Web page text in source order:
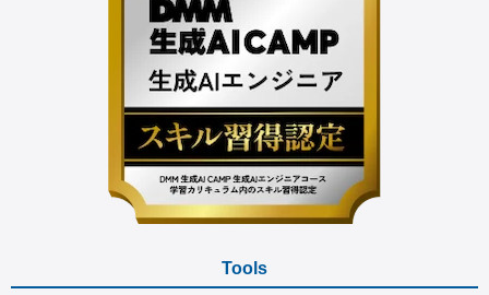
Tools